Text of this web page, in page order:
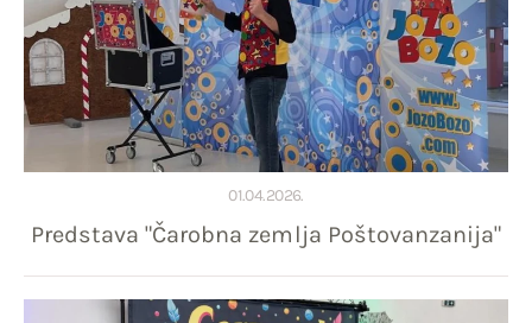
01.04.2026.
Predstava "Čarobna zemlja Poštovanzanija"